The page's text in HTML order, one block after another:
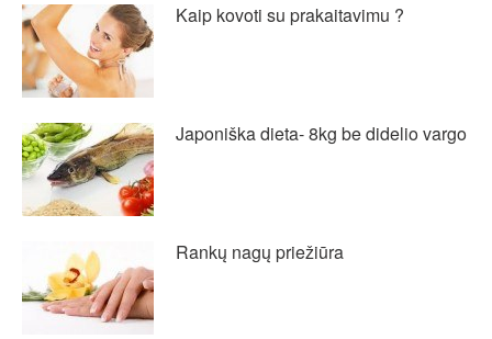
Kaip kovoti su prakaitavimu ?
Japoniška dieta- 8kg be didelio vargo
Rankų nagų priežiūra